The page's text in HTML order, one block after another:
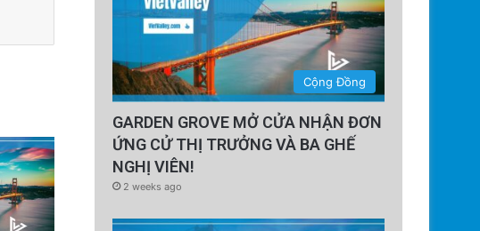
Cộng Đồng
GARDEN GROVE MỞ CỬA NHẬN ĐƠN
ỨNG CỬ THỊ TRƯỞNG VÀ BA GHẾ
NGHỊ VIÊN!
2 weeks ago